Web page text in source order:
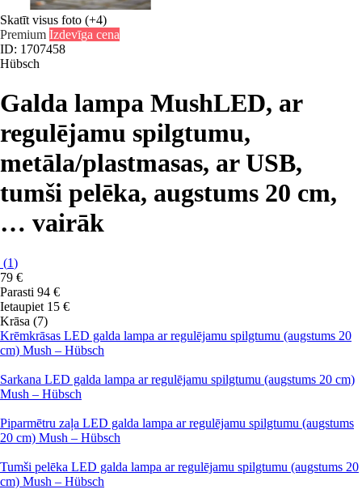
Skatīt visus foto (+4)
Premium Izdevīga cena
ID: 1707458
Hübsch
Galda lampa MushLED, ar
regulējamu spilgtumu,
metāla/plastmasas, ar USB,
tumši pelēka, augstums 20 cm,
… vairāk
(1)
79 €
Parasti 94 €
Ietaupiet 15 €
Krāsa (7)
Krēmkrāsas LED galda lampa ar regulējamu spilgtumu (augstums 20
cm) Mush – Hübsch
Sarkana LED galda lampa ar regulējamu spilgtumu (augstums 20 cm)
Mush – Hübsch
Piparmētru zaļa LED galda lampa ar regulējamu spilgtumu (augstums
20 cm) Mush – Hübsch
Tumši pelēka LED galda lampa ar regulējamu spilgtumu (augstums 20
cm) Mush – Hübsch